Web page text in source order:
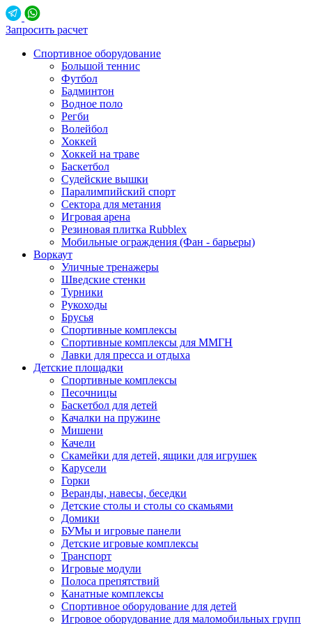
Запросить расчет
Спортивное оборудование
Большой теннис
Футбол
Бадминтон
Водное поло
Регби
Волейбол
Хоккей
Хоккей на траве
Баскетбол
Судейские вышки
Паралимпийский спорт
Сектора для метания
Игровая арена
Резиновая плитка Rubblex
Мобильные ограждения (Фан - барьеры)
Воркаут
Уличные тренажеры
Шведские стенки
Турники
Рукоходы
Брусья
Спортивные комплексы
Спортивные комплексы для ММГН
Лавки для пресса и отдыха
Детские площадки
Спортивные комплексы
Песочницы
Баскетбол для детей
Качалки на пружине
Мишени
Качели
Скамейки для детей, ящики для игрушек
Карусели
Горки
Веранды, навесы, беседки
Детские столы и столы со скамьями
Домики
БУМы и игровые панели
Детские игровые комплексы
Транспорт
Игровые модули
Полоса препятствий
Канатные комплексы
Спортивное оборудование для детей
Игровое оборудование для маломобильных групп